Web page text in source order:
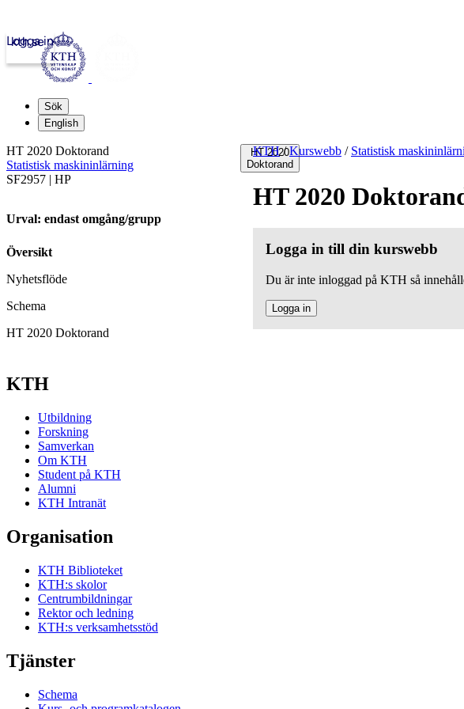
kth.se
Logga in
Sök
English
HT 2020
Doktorand
KTH / Kurswebb / Statistisk
HT 2020
Logga in till din kurswebb
Du är inte inloggad på KTH så
Logga in
HT 2020 Doktorand
Statistisk maskininlärning
SF2957 | HP
Urval: endast omgång/grupp
Översikt
Nyhetsflöde
Schema
HT 2020 Doktorand
KTH
Utbildning
Forskning
Samverkan
Om KTH
Student på KTH
Alumni
KTH Intranät
Organisation
KTH Biblioteket
KTH:s skolor
Centrumbildningar
Rektor och ledning
KTH:s verksamhetsstöd
Tjänster
Schema